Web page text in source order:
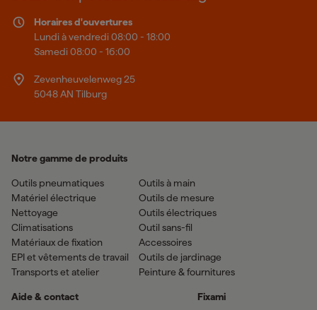
Horaires d'ouvertures
Lundi à vendredi 08:00 - 18:00
Samedi 08:00 - 16:00
Zevenheuvelenweg 25
5048 AN Tilburg
Notre gamme de produits
Outils pneumatiques
Matériel électrique
Nettoyage
Climatisations
Matériaux de fixation
EPI et vêtements de travail
Transports et atelier
Outils à main
Outils de mesure
Outils électriques
Outil sans-fil
Accessoires
Outils de jardinage
Peinture & fournitures
Aide & contact Fixami